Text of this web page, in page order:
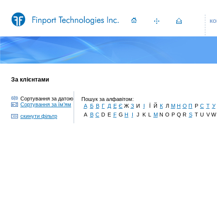
За клієнтами
Сортування за датою
Сортування за їм’ям
скинути фільтр
Пошук за алфавітом:
А Б В Г Д Е Є Ж З И І Ї Й К Л М Н О П Р С Т У
A B C D E F G H I J K L M N O P Q R S T U V W